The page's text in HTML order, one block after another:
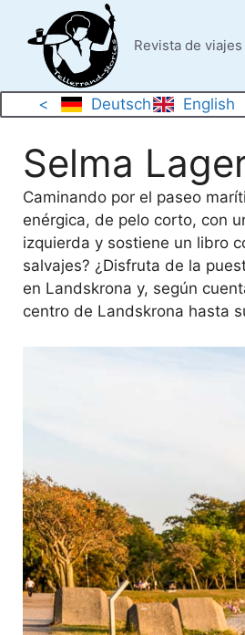
contenido
Revista de
< Deutsch English
Selma
Caminando por el paseo
enérgica, de pelo corto, con
izquierda y sostiene un libro
salvajes? ¿Disfruta de la
en Landskrona y, según
centro de Landskrona hasta